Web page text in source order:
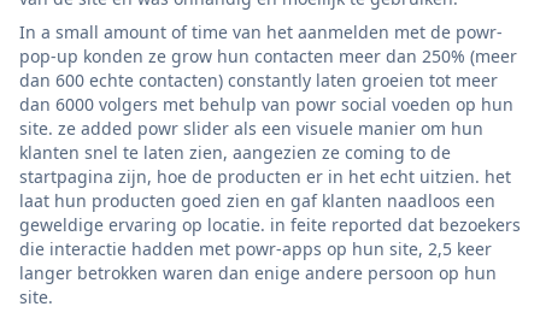
In a small amount of time van het aanmelden met de powr-
pop-up konden ze grow hun contacten meer dan 250% (meer
dan 600 echte contacten) constantly laten groeien tot meer
dan 6000 volgers met behulp van powr social voeden op hun
site. ze added powr slider als een visuele manier om hun
klanten snel te laten zien, aangezien ze coming to de
startpagina zijn, hoe de producten er in het echt uitzien. het
laat hun producten goed zien en gaf klanten naadloos een
geweldige ervaring op locatie. in feite reported dat bezoekers
die interactie hadden met powr-apps op hun site, 2,5 keer
langer betrokken waren dan enige andere persoon op hun
site.